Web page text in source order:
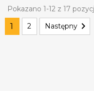
Pokazano 1-12 z 17
1 2 Następny 